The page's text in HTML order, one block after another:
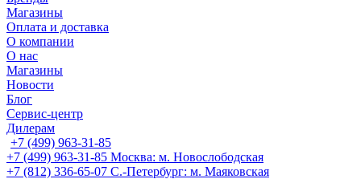
Магазины
Оплата и доставка
О компании
О нас
Магазины
Новости
Блог
Сервис-центр
Дилерам
+7 (499) 963-31-85
+7 (499) 963-31-85 Москва: м. Новослободская
+7 (812) 336-65-07 С.-Петербург: м. Маяковская